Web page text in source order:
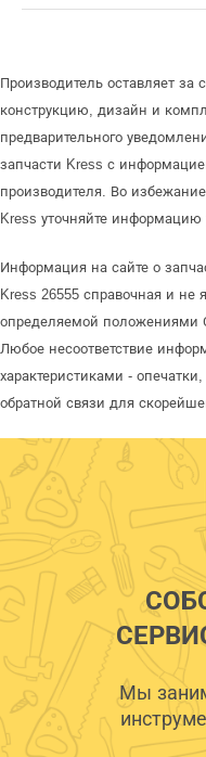
Производитель оставляет
конструкцию, дизайн и
предварительного
запчасти Kress с
производителя. Во
Kress уточняйте информацию
Информация на сайте о
Kress 26555 справочная и не
определяемой положениями
Любое несоответствие
характеристиками -
обратной связи для
Мы